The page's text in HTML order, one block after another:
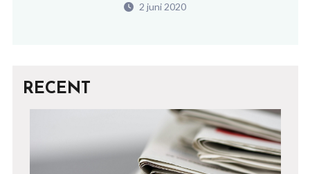
2 juni 2020
RECENT